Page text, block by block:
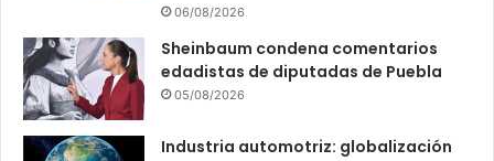
06/08/2026
Sheinbaum condena comentarios
edadistas de diputadas de Puebla
05/08/2026
Industria automotriz: globalización